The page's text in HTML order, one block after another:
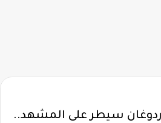
أردوغان سيطر على المشهد..